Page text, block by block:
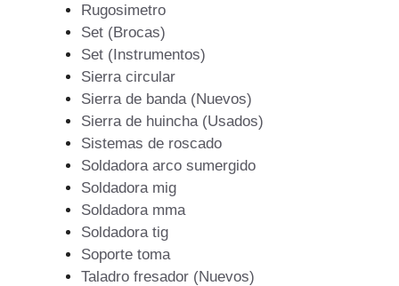
Rugosimetro
Set (Brocas)
Set (Instrumentos)
Sierra circular
Sierra de banda (Nuevos)
Sierra de huincha (Usados)
Sistemas de roscado
Soldadora arco sumergido
Soldadora mig
Soldadora mma
Soldadora tig
Soporte toma
Taladro fresador (Nuevos)